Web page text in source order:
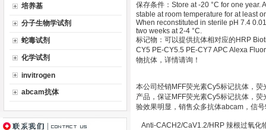
培养基
分子生物学试剂
蛇毒试剂
化学试剂
invitrogen
abcam抗体
保存条件：Store at -20 °C for one
stable at room temperature for at least
When reconstituted in sterile pH 7.4
two weeks at 2-4 °C.
标记物：可以提供抗体相对应的HRP
CY5 PE-CY5.5 PE-CY7 APC Alexa
物抗体，详情请询！
本公司经销MFF荧光素Cy5标记抗体，
产品，保证MFF荧光素Cy5标记抗体，
验效果明显，销售众多抗体abcam，信
Anti-CACH2/CaV1.2/HRP 辣根过氧